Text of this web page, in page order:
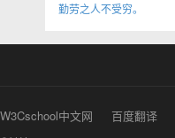
勤劳之人不受穷。
W3Cschool中文网 百度翻译